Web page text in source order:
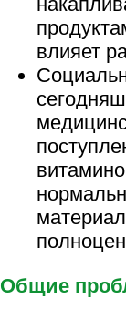
влияет
Общие